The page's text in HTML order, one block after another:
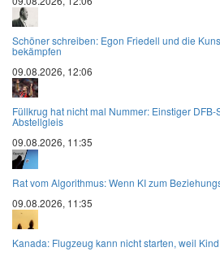
Schöner schreiben: Egon Friedell und die
bekämpfen
09.08.2026, 12:06
Füllkrug hat nicht mal Nummer: Einstiger
Abstellgleis
09.08.2026, 11:35
Rat vom Algorithmus: Wenn KI zum
09.08.2026, 11:35
Kanada: Flugzeug kann nicht starten, weil